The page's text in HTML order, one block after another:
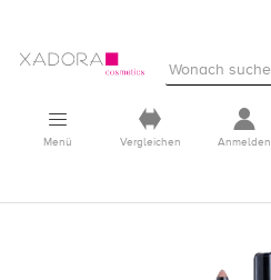
Menü Vergleichen Anmelden